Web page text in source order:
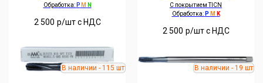
Обработка: P M N
2 500 р/шт c НДС
С покрытием TICN
Обработка: P M K
2 500 р/шт c НДС